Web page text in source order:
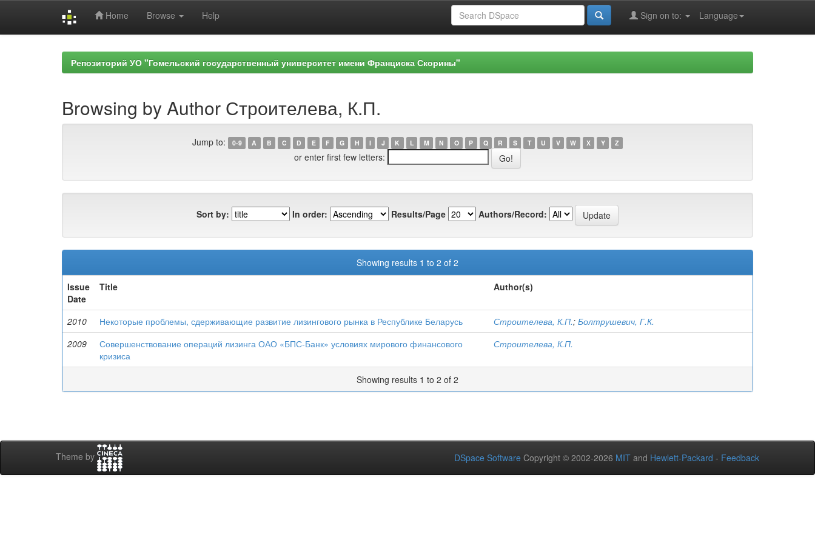
Home Browse Help Language
Sign on to:
Репозиторий УО "Гомельский государственный университет имени Франциска Скорины"
Browsing by Author Строителева, К.П.
Jump to: 0-9 A B C D E F G H I J K L M N O P Q R S T U V W X Y Z
or enter first few letters:
Sort by: In order: Results/Page Authors/Record:
Showing results 1 to 2 of 2
Issue
Date
Title Author(s)
2010 Некоторые проблемы, сдерживающие развитие лизингового рынка в Республике Беларусь Строителева, К.П.; Болтрушевич, Г.К.
2009
Совершенствование операций лизинга ОАО «БПС-Банк» условиях мирового финансового
кризиса
Строителева, К.П.
Showing results 1 to 2 of 2
Theme by DSpace Software Copyright © 2002-2026 MIT and Hewlett-Packard - Feedback